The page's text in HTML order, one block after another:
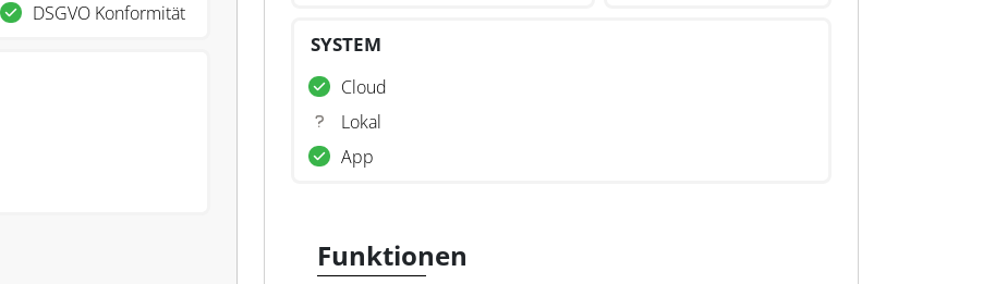
DSGVO Konformität
SYSTEM
Cloud
Lokal
App
Funktionen